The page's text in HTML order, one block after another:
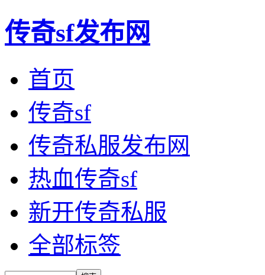
传奇sf发布网
首页
传奇sf
传奇私服发布网
热血传奇sf
新开传奇私服
全部标签